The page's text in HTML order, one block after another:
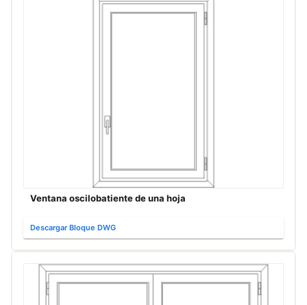
Ventana oscilobatiente de una hoja
Descargar Bloque DWG